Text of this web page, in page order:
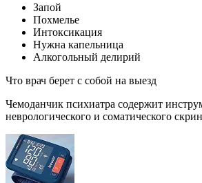
Запой
Похмелье
Интоксикация
Нужна капельница
Алкогольный делирий
Что врач берет с собой на выезд
Чемоданчик психиатра содержит
неврологического и соматического